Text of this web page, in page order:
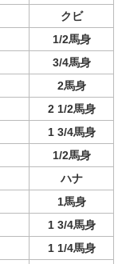
クビ
1/2馬身
3/4馬身
2馬身
2 1/2馬身
1 3/4馬身
1/2馬身
ハナ
1馬身
1 3/4馬身
1 1/4馬身